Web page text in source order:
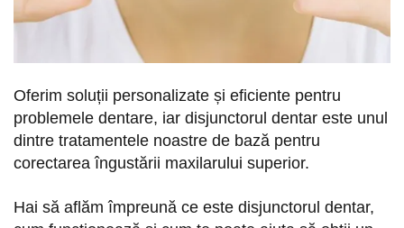
Oferim soluții personalizate și eficiente pentru
problemele dentare, iar disjunctorul dentar este unul
dintre tratamentele noastre de bază pentru
corectarea îngustării maxilarului superior.
Hai să aflăm împreună ce este disjunctorul dentar,